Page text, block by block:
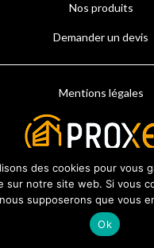
Nos produits
Demander un devis
Mentions légales
des cookies pour vous
sur notre site web. Si vous
supposerons que vous
Ok